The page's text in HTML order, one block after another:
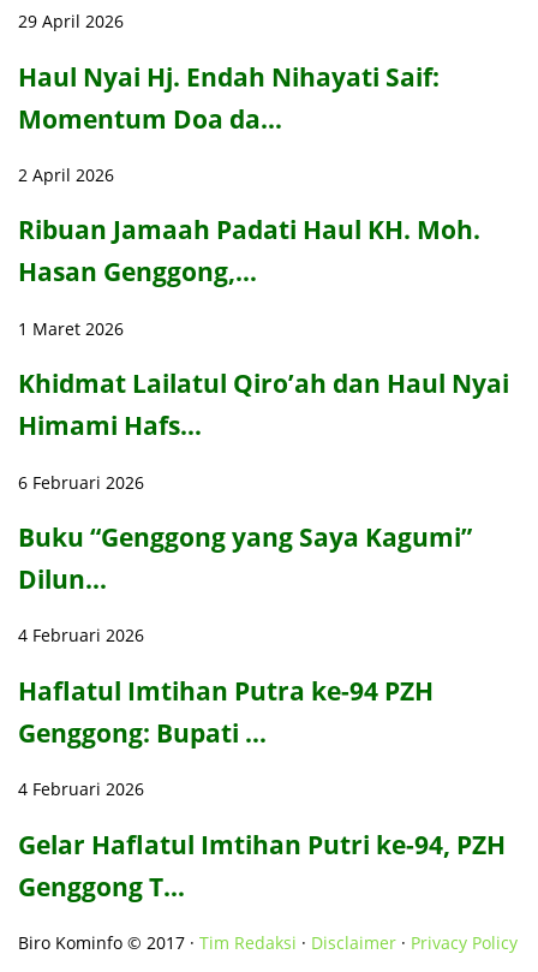
29 April 2026
Haul Nyai Hj. Endah Nihayati Saif:
Momentum Doa da…
2 April 2026
Ribuan Jamaah Padati Haul KH. Moh.
Hasan Genggong,…
1 Maret 2026
Khidmat Lailatul Qiro’ah dan Haul Nyai
Himami Hafs…
6 Februari 2026
Buku “Genggong yang Saya Kagumi”
Dilun…
4 Februari 2026
Haflatul Imtihan Putra ke-94 PZH
Genggong: Bupati …
4 Februari 2026
Gelar Haflatul Imtihan Putri ke-94, PZH
Genggong T…
Biro Kominfo © 2017 · Tim Redaksi · Disclaimer · Privacy Policy